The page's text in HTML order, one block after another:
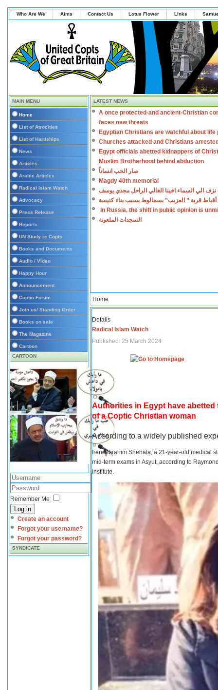
Who Are We Aims Contact Us Lotus Flower Links
MAIN MENU
Home
List of Atrocities
List of Hardships
News
Articles
Arabic Articles
Radical Islam Watch
Advocacy
Press Release
Reports
UN Study re Copts
Books and Documents
Audio / Video
Happy Hour
Announcement
Coptic Forum
Join us/ Standing Order
Books on sale
The Magazine
Cartoon
CARTOON
Remember Me
Log in
Create an account
Forgot your username?
Forgot your password?
SYNDICATE
LATEST NEWS
A once protected-and ancient-Christian
faces new threats
Egyptian Christians are watchful about life
Churches attacked and Christians
Egypt officials abetted kidnappers of
Muslim Brotherhood behind abduction
صار الحب انساناً
Magdy 40th memorial
نزف الي السماء اخينا الغالي الراحل مجدي يوسف
أقباط قرية ” العزيب” بسمالوط بسبب بناء كنيسة
In Russia, the shift in public opinion is
السجدات الملعونة
Home
Details
Radical Islam Watch
Published: 25 March 2024
Authorities in Egypt have
of a Coptic Christian woman
According to a widely published
Irene Ibrahim Shehata, a 21-year-old medical
mid-term exams in Asyut, according to
Institute.